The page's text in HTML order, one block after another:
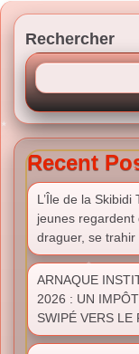
Rechercher
Recent
L’Île de la
jeunes regardent
draguer, se
ARNAQUE
2026 : UN
SWIPÉ VERS LE